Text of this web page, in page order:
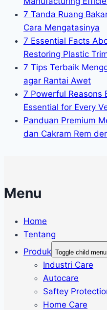
7 Tanda Ruang
Cara Mengatasinya
7 Essential Facts
Restoring Plastic
7 Tips Terbaik
agar Rantai Awet
7 Powerful Reasons
Essential for Every
Panduan Premium
dan Cakram Rem
Menu
Home
Tentang
Produk Toggle child menu
Industri Care
Autocare
Saftey
Home Care